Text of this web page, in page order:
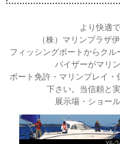
より快適
（株）マリンプラザ
フィッシングボートからク
バイザーがマリ
ボート免許・マリンプレイ
下さい。当信頼と
展示場・ショー